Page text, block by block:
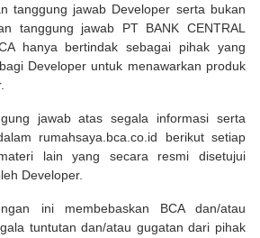
tanggung jawab Developer serta bukan
tanggung jawab PT BANK CENTRAL
hanya bertindak sebagai pihak yang
Developer untuk menawarkan produk
jawab atas segala informasi serta
rumahsaya.bca.co.id berikut setiap
lain yang secara resmi disetujui
Developer.
ini membebaskan BCA dan/atau
tuntutan dan/atau gugatan dari pihak